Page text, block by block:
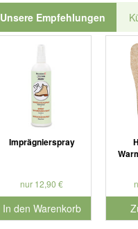
Unsere Empfehlungen
Imprägnierspray
nur 12,90 €
In den Warenkorb
für Produktnummer 901126